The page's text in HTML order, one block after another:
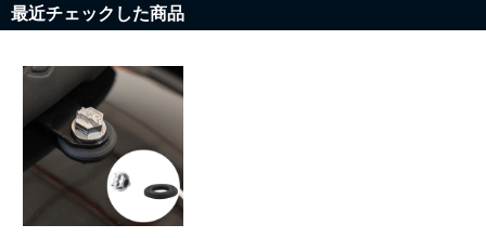
最近チェックした商品